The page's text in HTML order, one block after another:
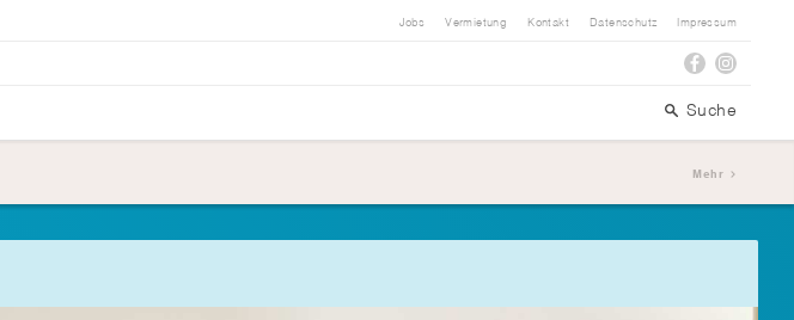
Suche
Jobs Vermietung Kontakt Datenschutz Impressum
Mehr